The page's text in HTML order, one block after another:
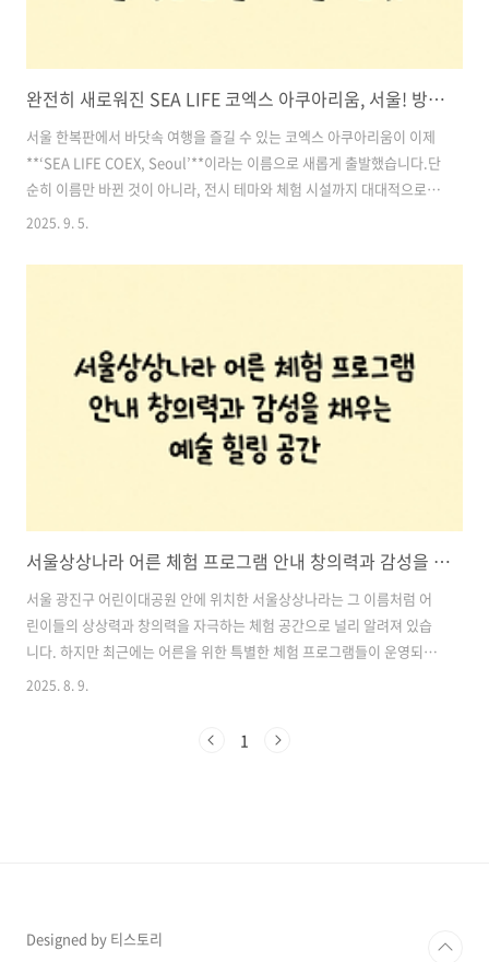
완전히 새로워진 SEA LIFE 코엑스 아쿠아리움, 서울! 방문 전 알아야 할 모든 것
서울 한복판에서 바닷속 여행을 즐길 수 있는 코엑스 아쿠아리움이 이제
**‘SEA LIFE COEX, Seoul’**이라는 이름으로 새롭게 출발했습니다.단
순히 이름만 바뀐 것이 아니라, 전시 테마와 체험 시설까지 대대적으로
업그레이드되어 서울에서 꼭 가봐야 할 실내 여행지로 다시 주목받고 있
영 정보, 그리고 방문 전 알아두면 좋은 할인 예매 팁까지모두 한 번에 정
스 아쿠아리움이 서울 필수 나들이 코스인 이유 4. 할인 예매 꿀팁 5. 방
문 꿀팁 & 주의사항 할인 입..
2025. 9. 5.
서울상상나라 어른 체험 프로그램 안내 창의력과 감성을 채우는 예술 힐링 공간
서울 광진구 어린이대공원 안에 위치한 서울상상나라는 그 이름처럼 어
린이들의 상상력과 창의력을 자극하는 체험 공간으로 널리 알려져 있습
니다. 하지만 최근에는 어른을 위한 특별한 체험 프로그램들이 운영되면
서, 힐링과 감성 충전을 원하는 성인들에게도 많은 사랑을 받고 있습니
지친 현대인들에게 새로운 활력을 선사하고 있는데요. 이번 글에서는 여
2025. 8. 9.
1
Designed by 티스토리